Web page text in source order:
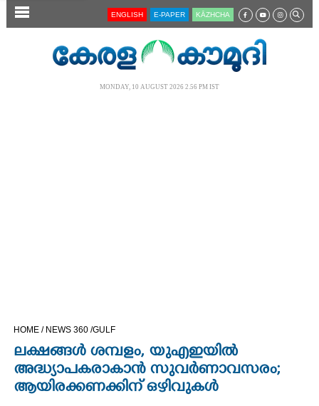
SECTIONS
CINEMA
OPINION
ENGLISH E-PAPER KĀZHCHA
MONDAY, 10 AUGUST 2026 2.56 PM IST
HOME / NEWS 360 /GULF
ലക്ഷങ്ങൾ ശമ്പളം, യുഎഇയിൽ
അദ്ധ്യാപകരാകാൻ സുവർണാവസരം;
ആയിരക്കണക്കിന് ഒഴിവുകൾ